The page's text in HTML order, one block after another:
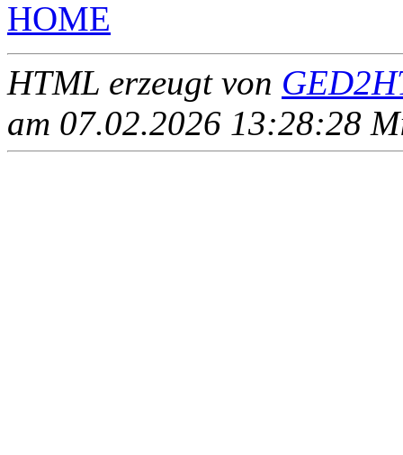
HOME
HTML erzeugt von
am 07.02.2026 13:28:28